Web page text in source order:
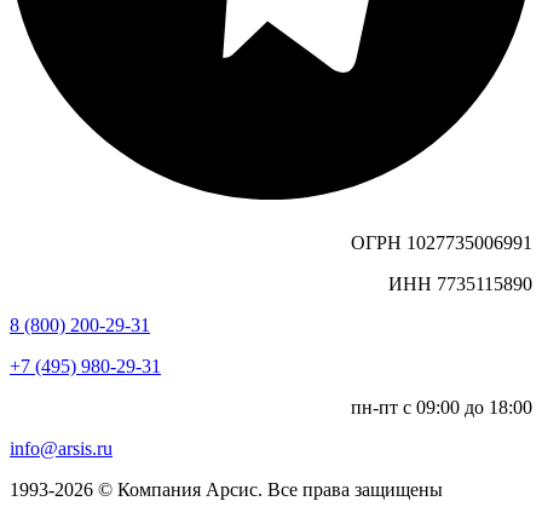
ОГРН 1027735006991
ИНН 7735115890
8 (800) 200-29-31
+7 (495) 980-29-31
пн-пт с 09:00 до 18:00
info@arsis.ru
1993-2026 © Компания Арсис. Все права защищены